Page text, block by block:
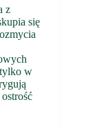
z
się
w